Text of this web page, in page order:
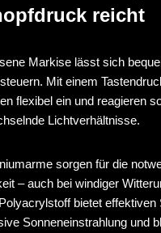
reicht
Markise lässt sich
Mit einem
flexibel ein und reagieren
Lichtverhältnisse.
sorgen für die
– auch bei windiger
bietet effektiven
Sonneneinstrahlung und